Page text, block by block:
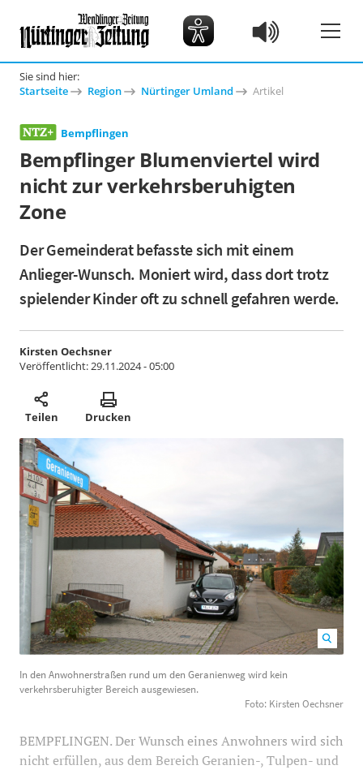
Sie sind hier:
Startseite
Region Nürtinger Umland Artikel
Bempflingen
Bempflinger Blumenviertel wird
nicht zur verkehrsberuhigten
Zone
Der Gemeinderat befasste sich mit einem
Anlieger-Wunsch. Moniert wird, dass dort trotz
spielender Kinder oft zu schnell gefahren werde.
Kirsten Oechsner
Veröffentlicht:29.11.2024 - 05:00
Teilen Drucken
wird kein verkehrsberuhigter Bereich ausgewiesen.
In den Anwohnerstraßen rund um den Geranienweg wird kein
verkehrsberuhigter Bereich ausgewiesen.
Foto: Kirsten Oechsner
BEMPFLINGEN. Der Wunsch eines Anwohners wird sich
nicht erfüllen, aus dem Bereich Geranien-, Tulpen- und